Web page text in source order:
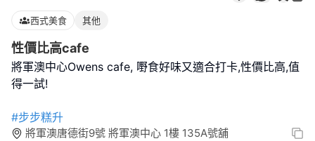
西式美食 其他
性價比高cafe
將軍澳中心Owens cafe, 嘢食好味又適合打卡,性價比高,值
得一試!
#步步糕升
將軍澳唐德街9號 將軍澳中心 1樓 135A號舖